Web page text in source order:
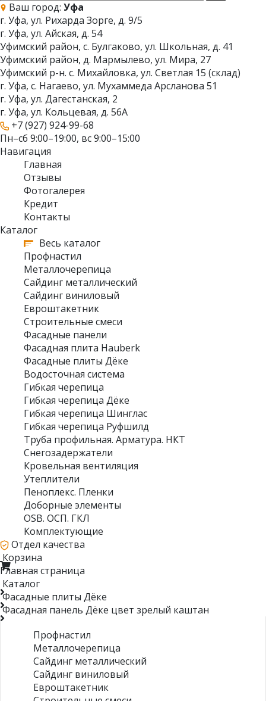
Ваш город: Уфа
г. Уфа, ул. Рихарда Зорге, д. 9/5
г. Уфа, ул. Айская, д. 54
Уфимский район, с. Булгаково, ул. Школьная, д. 41
Уфимский район, д. Мармылево, ул. Мира, 27
Уфимский р-н. с. Михайловка, ул. Светлая 15 (склад)
г. Уфа, с. Нагаево, ул. Мухаммеда Арсланова 51
г. Уфа, ул. Дагестанская, 2
г. Уфа, ул. Кольцевая, д. 56А
+7 (927) 924-99-68
Пн–сб 9:00–19:00, вс 9:00–15:00
Навигация
Главная
Отзывы
Фотогалерея
Кредит
Контакты
Каталог
Весь каталог
Профнастил
Металлочерепица
Сайдинг металлический
Сайдинг виниловый
Евроштакетник
Строительные смеси
Фасадные панели
Фасадная плита Hauberk
Фасадные плиты Дёке
Водосточная система
Гибкая черепица
Гибкая черепица Дёке
Гибкая черепица Шинглас
Гибкая черепица Руфшилд
Труба профильная. Арматура. НКТ
Снегозадержатели
Кровельная вентиляция
Утеплители
Пеноплекс. Пленки
Доборные элементы
OSB. ОСП. ГКЛ
Комплектующие
Отдел качества
Корзина
Главная страница
Каталог
Фасадные плиты Дёке
Фасадная панель Дёке цвет зрелый каштан
Профнастил
Металлочерепица
Сайдинг металлический
Сайдинг виниловый
Евроштакетник